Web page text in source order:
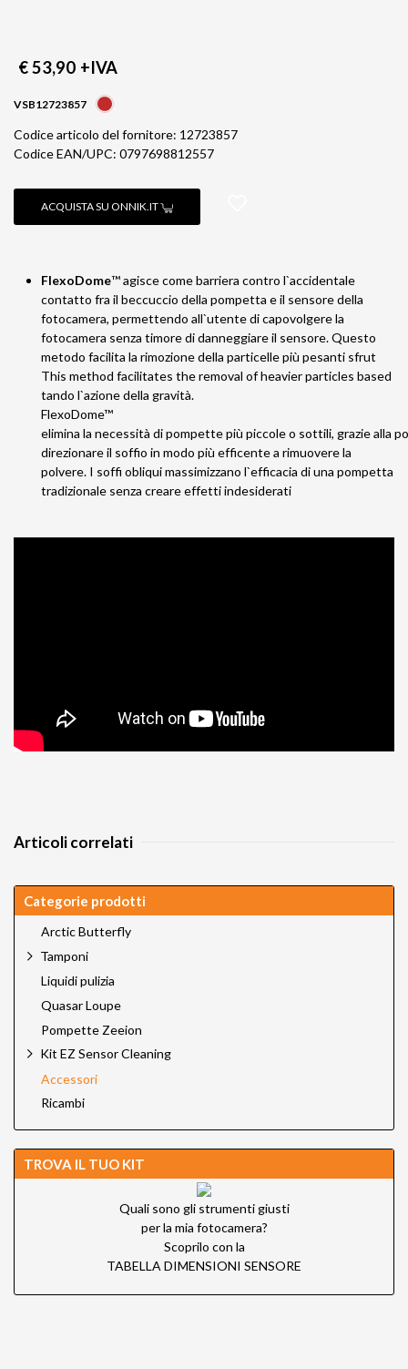
€ 53,90 +IVA
VSB12723857
Codice articolo del fornitore: 12723857
Codice EAN/UPC: 0797698812557
ACQUISTA SU ONNIK.IT
FlexoDome™ agisce come barriera contro l`accidentale
contatto fra il beccuccio della pompetta e il sensore della
fotocamera, permettendo all`utente di capovolgere la
fotocamera senza timore di danneggiare il sensore. Questo
metodo facilita la rimozione della particelle più pesanti sfrut
This method facilitates the removal of heavier particles based
tando l`azione della gravità.
FlexoDome™
elimina la necessità di pompette più piccole o sottili, grazie alla
direzionare il soffio in modo più efficente a rimuovere la
polvere. I soffi obliqui massimizzano l`efficacia di una pompetta
tradizionale senza creare effetti indesiderati
Articoli correlati
Categorie prodotti
Arctic Butterfly
Tamponi
Liquidi pulizia
Quasar Loupe
Pompette Zeeion
Kit EZ Sensor Cleaning
Accessori
Ricambi
TROVA IL TUO KIT
Quali sono gli strumenti giusti
per la mia fotocamera?
Scoprilo con la
TABELLA DIMENSIONI SENSORE